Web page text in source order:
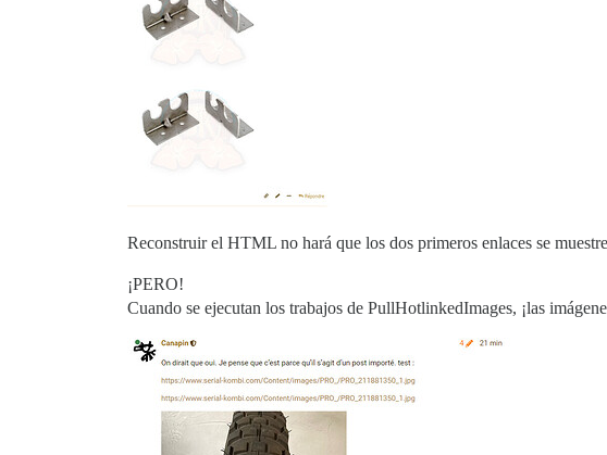
Reconstruir el HTML no hará que los dos primeros enlaces se
¡PERO!
Cuando se ejecutan los trabajos de PullHotlinkedImages, ¡las